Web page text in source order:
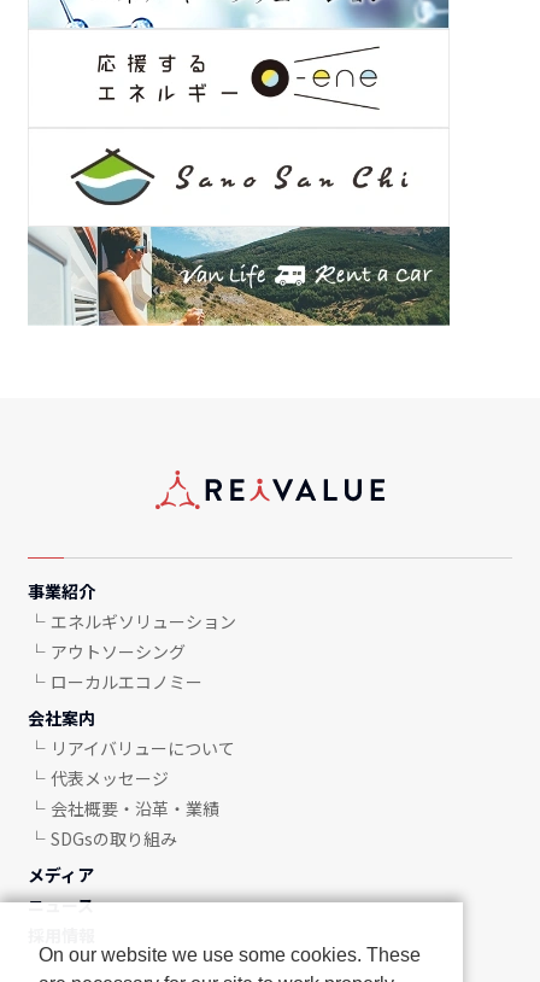
事業紹介
エネルギソリューション
アウトソーシング
ローカルエコノミー
会社案内
リアイバリューについて
代表メッセージ
会社概要・沿革・業績
SDGsの取り組み
メディア
ニュース
On our website we use some cookies. These